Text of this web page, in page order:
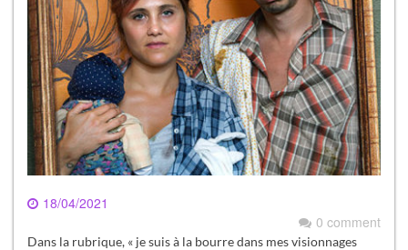
18/04/2021
0 comment
Dans la rubrique, « je suis à la bourre dans mes visionnages